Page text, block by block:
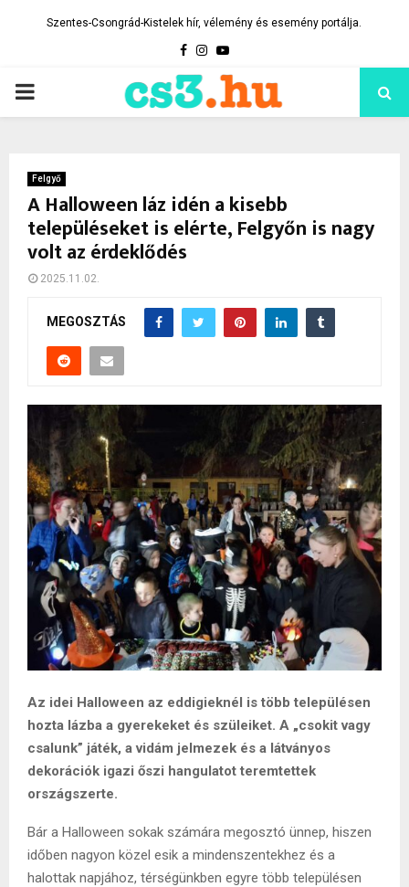
Szentes-Csongrád-Kistelek hír, vélemény és esemény portálja.
Facebook
Instagram
Youtube
PRIMARY
Felgyő
A Halloween láz idén a kisebb
településeket is elérte, Felgyőn is nagy
volt az érdeklődés
2025.11.02.
MEGOSZTÁS
Az idei Halloween az eddigieknél is több településen
hozta lázba a gyerekeket és szüleiket. A „csokit vagy
csalunk” játék, a vidám jelmezek és a látványos
dekorációk igazi őszi hangulatot teremtettek
országszerte.
Bár a Halloween sokak számára megosztó ünnep, hiszen
időben nagyon közel esik a mindenszentekhez és a
halottak napjához, térségünkben egyre több településen